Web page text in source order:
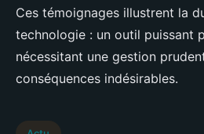
Ces témoignages illustrent la
technologie : un outil puissant
nécessitant une gestion
conséquences indésirables.